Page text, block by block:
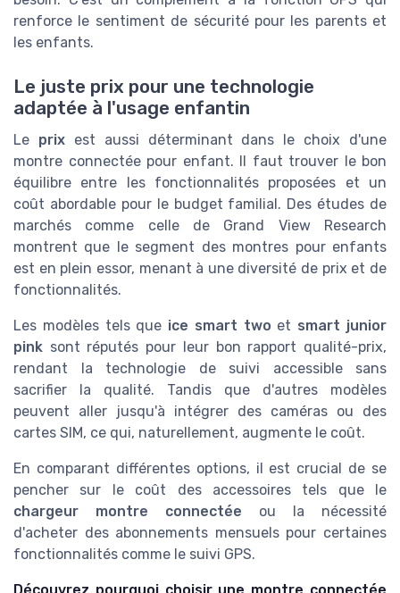
renforce le sentiment de sécurité pour les parents et
les enfants.
Le juste prix pour une technologie
adaptée à l'usage enfantin
Le prixest aussi déterminant dans le choix d'une
montre connectée pour enfant. Il faut trouver le bon
équilibre entre les fonctionnalités proposées et un
coût abordable pour le budget familial. Des études de
marchés comme celle de Grand View Research
montrent que le segment des montres pour enfants
est en plein essor, menant à une diversité de prix et de
fonctionnalités.
Les modèles tels que ice smart two et smart junior
pink sont réputés pour leur bon rapport qualité-prix,
rendant la technologie de suivi accessible sans
sacrifier la qualité. Tandis que d'autres modèles
peuvent aller jusqu'à intégrer des caméras ou des
cartes SIM, ce qui, naturellement, augmente le coût.
En comparant différentes options, il est crucial de se
pencher sur le coût des accessoires tels que le
chargeur montre connectée ou la nécessité
d'acheter des abonnements mensuels pour certaines
fonctionnalités comme le suivi GPS.